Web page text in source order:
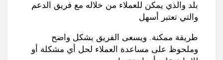
بلد والذي يمكن للعملاء من خلاله مع فريق الدعم
والتي تعتبر أسهل
طريقة ممكنة. ويسعى الفريق بشكل واضح
وملحوظ على مساعدة العملاء لحل أي مشكلة أو